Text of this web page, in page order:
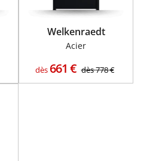
Welkenraedt
Acier
dès 661 € dès778€